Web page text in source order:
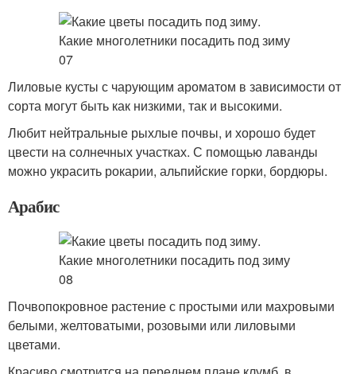
Лиловые кусты с чарующим ароматом в зависимости от
сорта могут быть как низкими, так и высокими.
Любит нейтральные рыхлые почвы, и хорошо будет
цвести на солнечных участках. С помощью лаванды
можно украсить рокарии, альпийские горки, бордюры.
Арабис
Почвопокровное растение с простыми или махровыми
белыми, желтоватыми, розовыми или лиловыми
цветами.